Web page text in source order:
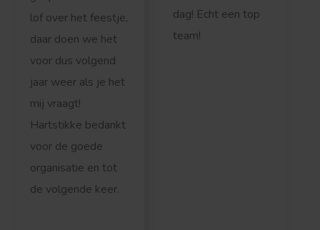
lof over het feestje,
daar doen we het
voor dus volgend
jaar weer als je het
mij vraagt!
Hartstikke bedankt
voor de goede
organisatie en tot
de volgende keer.
dag! Echt een top
team!